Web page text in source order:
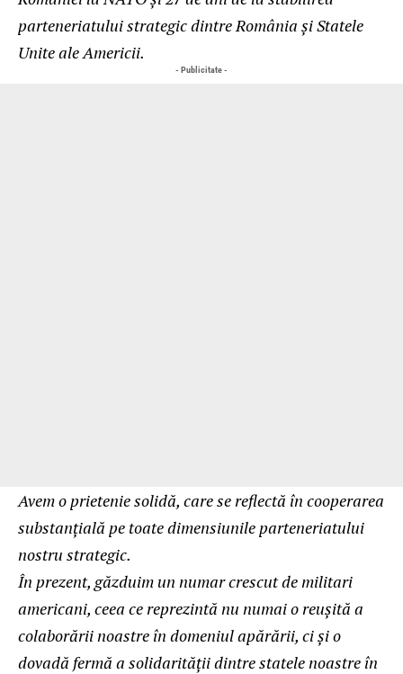
parteneriatului strategic dintre România și Statele
Unite ale Americii.
- Publicitate -
Avem o prietenie solidă, care se reflectă în cooperarea
substanțială pe toate dimensiunile parteneriatului
nostru strategic.
În prezent, găzduim un numar crescut de militari
americani, ceea ce reprezintă nu numai o reușită a
colaborării noastre în domeniul apărării, ci și o
dovadă fermă a solidarității dintre statele noastre în